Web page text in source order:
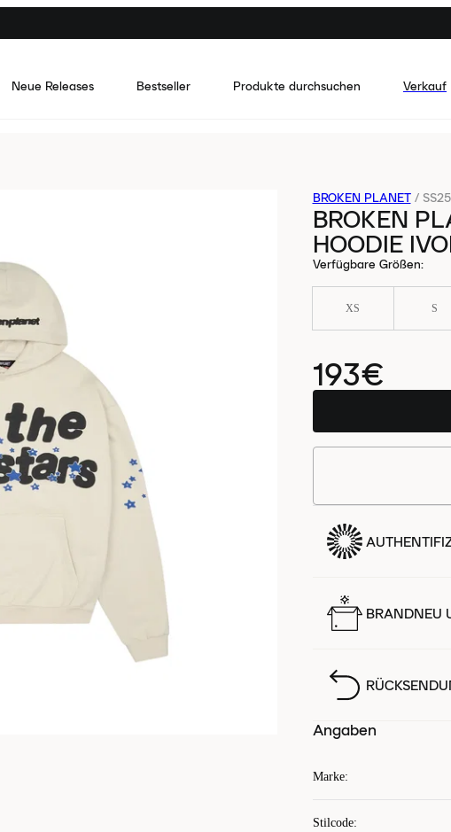
Neue Releases Bestseller Produkte durchsuchen Verkauf
BROKEN PLANET / SS25
BROKEN
HOODIE
Verfügbare Größen:
XS S
193€
BRANDNEU
Angaben
Marke:
Stilcode: